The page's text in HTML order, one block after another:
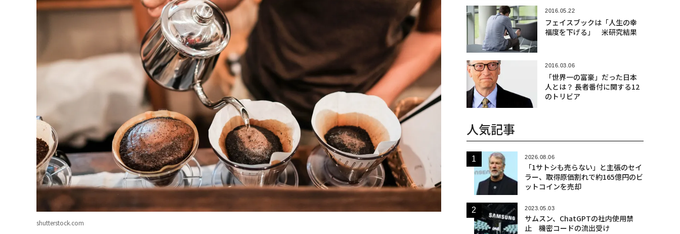
shutterstock.com
2016.05.22
フェイスブックは「人生の幸
福度を下げる」 米研究結果
2016.03.06
「世界一の富豪」だった日本
人とは？ 長者番付に関する12
のトリビア
人気記事
2026.08.06
「1サトシも売らない」と主張のセイ
ラー、取得原価割れで約165億円のビ
ットコインを売却
2023.05.03
サムスン、ChatGPTの社内使用禁
止 機密コードの流出受け